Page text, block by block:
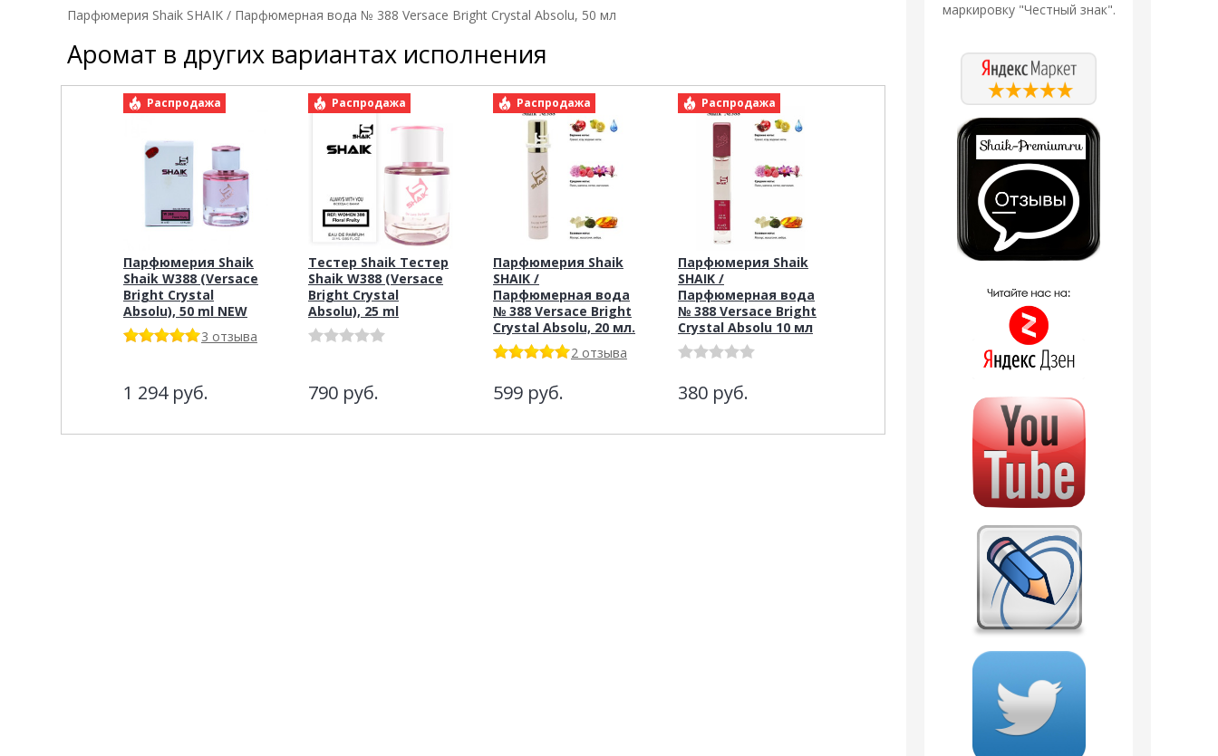
маркировку "Честный знак".
Парфюмерия Shaik SHAIK / Парфюмерная вода № 388 Versace Bright Crystal Absolu, 50 мл
Аромат в других вариантах исполнения
Распродажа
Парфюмерия Shaik
Shaik W388 (Versace
Bright Crystal
Absolu), 50 ml NEW
3 отзыва
1 294 руб.
Распродажа
Тестер Shaik Тестер
Shaik W388 (Versace
Bright Crystal
Absolu), 25 ml
790 руб.
Распродажа
Парфюмерия Shaik
SHAIK /
Парфюмерная вода
№ 388 Versace Bright
Crystal Absolu, 20 мл.
2 отзыва
599 руб.
Распродажа
Парфюмерия Shaik
SHAIK /
Парфюмерная вода
№ 388 Versace Bright
Crystal Absolu 10 мл
380 руб.